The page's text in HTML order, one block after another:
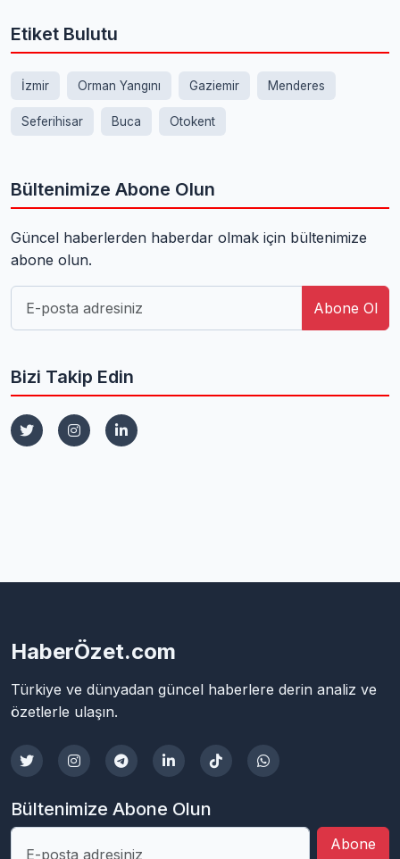
Etiket Bulutu
İzmir Orman Yangını Gaziemir Menderes
Seferihisar Buca Otokent
Bültenimize Abone Olun
Güncel haberlerden haberdar olmak için bültenimize
abone olun.
Abone Ol
Bizi Takip Edin
HaberÖzet.com
Türkiye ve dünyadan güncel haberlere derin analiz ve
özetlerle ulaşın.
Bültenimize Abone Olun
Abone